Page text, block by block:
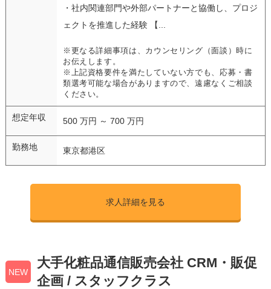
・社内関連部門や外部パートナーと協働し、プロジ
ェクトを推進した経験 【...
※更なる詳細事項は、カウンセリング（面談）時に
お伝えします。
※上記資格要件を満たしていない方でも、応募・書
類選考可能な場合がありますので、遠慮なくご相談
ください。
想定年収 500 万円 ～ 700 万円
勤務地 東京都港区
求人詳細を見る
NEW
大手化粧品通信販売会社 CRM・販促
企画 / スタッフクラス